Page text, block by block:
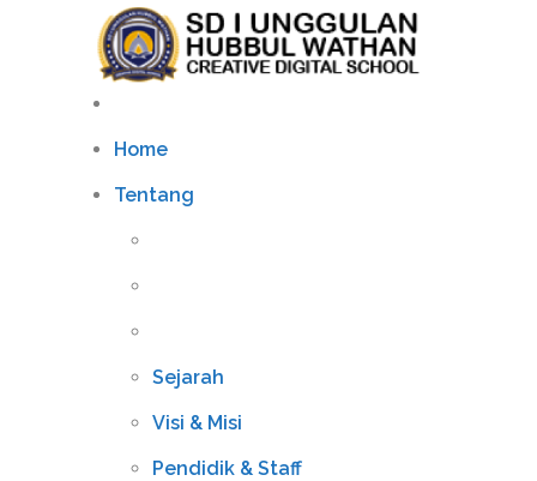
Home
Tentang
Sejarah
Visi & Misi
Pendidik & Staff